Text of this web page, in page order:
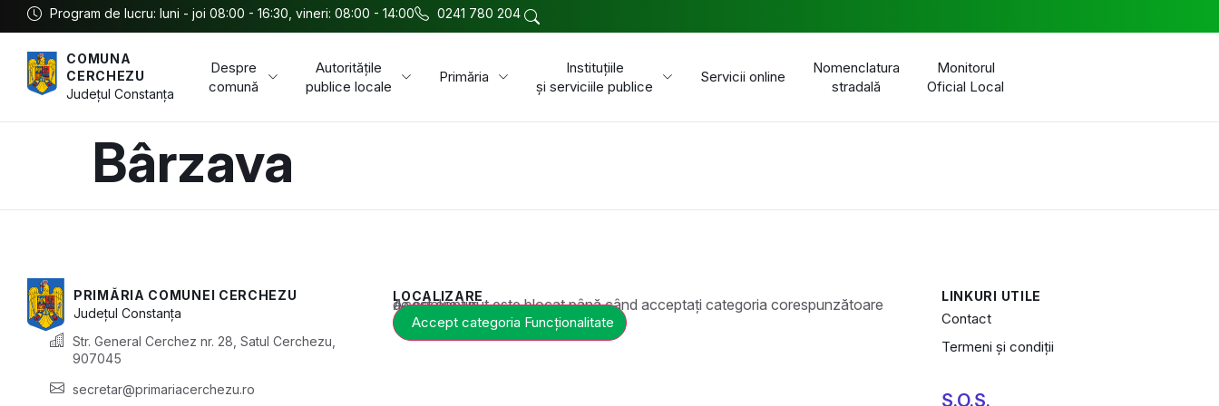
Program de lucru: luni - joi 08:00 - 16:30, vineri: 08:00 - 14:00 0241 780 204
COMUNA
CERCHEZU
JudețulConstanța
Despre
comună
Autoritățile
publice locale
Primăria
Instituțiile
și serviciile publice
Servicii online
Nomenclatura
stradală
Monitorul
Oficial Local
Bârzava
PRIMĂRIA COMUNEI CERCHEZU
JudețulConstanța
Str. General Cerchez nr. 28, Satul Cerchezu,
907045
secretar@primariacerchezu.ro
LOCALIZARE
Acest conținut este blocat până când acceptați categoria corespunzătoare de cookie-uri.
Accept categoria Funcționalitate
LINKURI UTILE
Contact
Termeni și condiții
S.O.S.